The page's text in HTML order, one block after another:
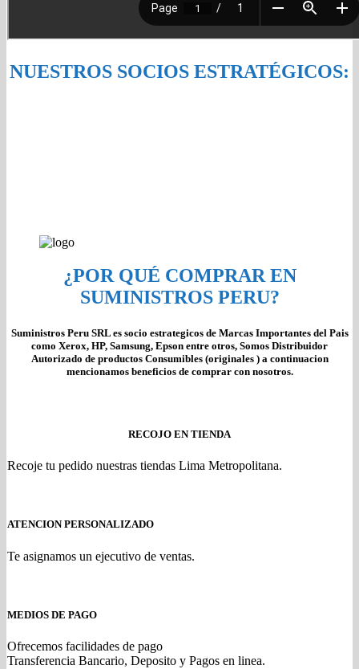
NUESTROS SOCIOS ESTRATÉGICOS:
¿POR QUÉ COMPRAR EN
SUMINISTROS PERU?
Suministros Peru SRL es socio estrategicos de Marcas Importantes del Pais
como Xerox, HP, Samsung, Epson entre otros, Somos Distribuidor
Autorizado de productos Consumibles (originales ) a continuacion
mencionamos beneficios de comprar con nosotros.
RECOJO EN TIENDA
Recoje tu pedido nuestras tiendas Lima Metropolitana.
ATENCION PERSONALIZADO
Te asignamos un ejecutivo de ventas.
MEDIOS DE PAGO
Ofrecemos facilidades de pago
Transferencia Bancario, Deposito y Pagos en linea.